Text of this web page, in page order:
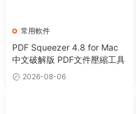
常用軟件
PDF Squeezer 4.8 for Mac
中文破解版 PDF文件壓縮工具
2026-08-06